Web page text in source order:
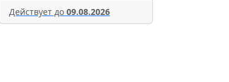
Действует до 09.08.2026